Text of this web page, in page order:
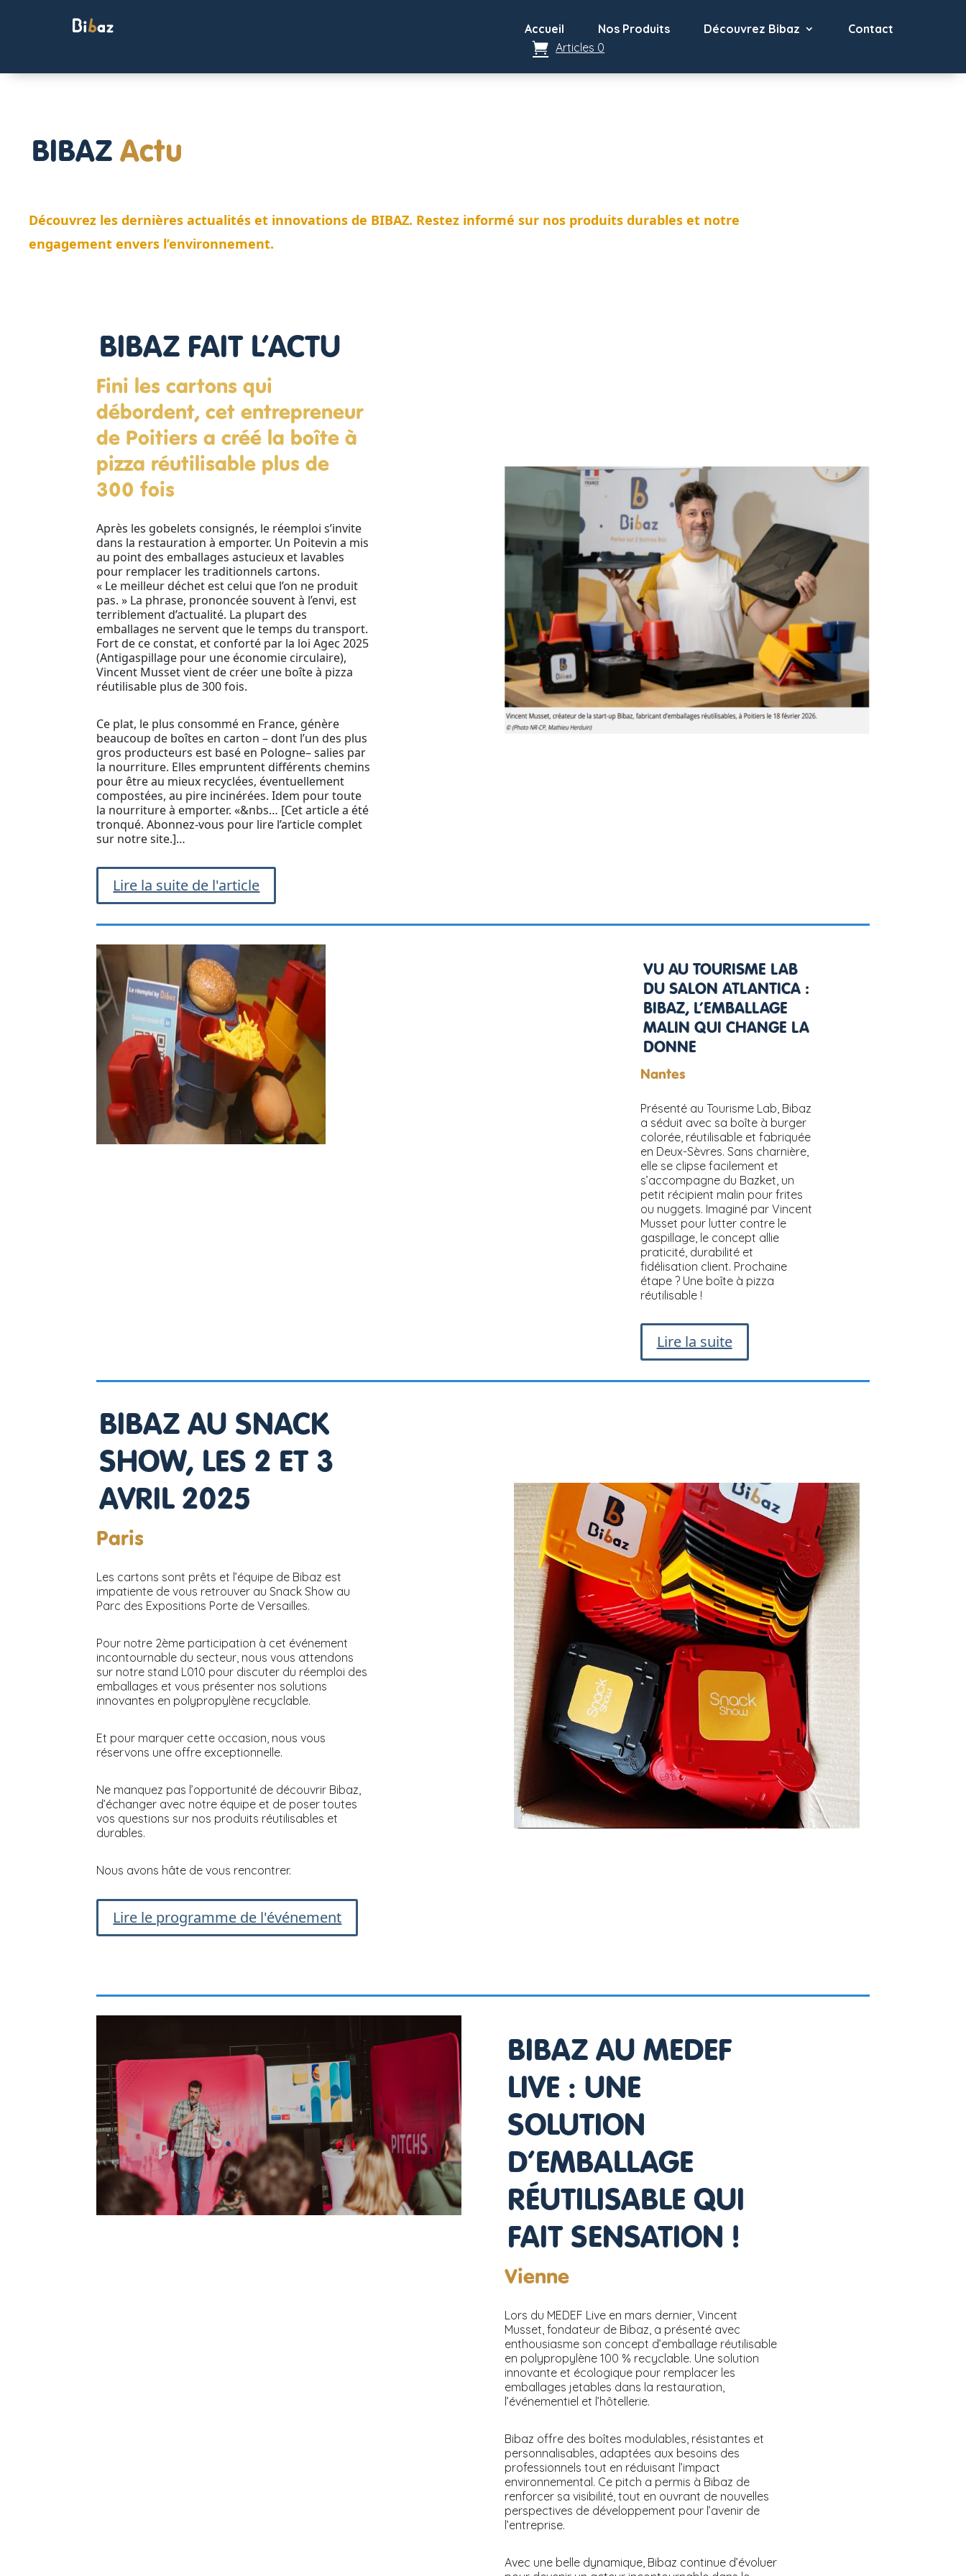
Accueil Nos Produits Découvrez Bibaz
Contact
Articles 0
BIBAZ Actu
Découvrez les dernières actualités et innovations de BIBAZ. Restez informé sur nos produits durables et notre
engagement envers l’environnement.
BIBAZ FAIT L’ACTU
Fini les cartons qui
débordent, cet entrepreneur
de Poitiers a créé la boîte à
pizza réutilisable plus de
300 fois
Après les gobelets consignés, le réemploi s’invite
dans la restauration à emporter. Un Poitevin a mis
au point des emballages astucieux et lavables
pour remplacer les traditionnels cartons.
« Le meilleur déchet est celui que l’on ne produit
pas. » La phrase, prononcée souvent à l’envi, est
terriblement d’actualité. La plupart des
emballages ne servent que le temps du transport.
Fort de ce constat, et conforté par la loi Agec 2025
(Antigaspillage pour une économie circulaire),
Vincent Musset vient de créer une boîte à pizza
réutilisable plus de 300 fois.
Ce plat, le plus consommé en France, génère
beaucoup de boîtes en carton – dont l’un des plus
gros producteurs est basé en Pologne– salies par
la nourriture. Elles empruntent différents chemins
pour être au mieux recyclées, éventuellement
compostées, au pire incinérées. Idem pour toute
la nourriture à emporter. «&nbs… [Cet article a été
tronqué. Abonnez-vous pour lire l’article complet
sur notre site.]…
Lire la suite de l'article
VU AU TOURISME LAB
DU SALON ATLANTICA :
BIBAZ, L’EMBALLAGE
MALIN QUI CHANGE LA
DONNE
Nantes
Présenté au Tourisme Lab, Bibaz
a séduit avec sa boîte à burger
colorée, réutilisable et fabriquée
en Deux-Sèvres. Sans charnière,
elle se clipse facilement et
s’accompagne du Bazket, un
petit récipient malin pour frites
ou nuggets. Imaginé par Vincent
Musset pour lutter contre le
gaspillage, le concept allie
praticité, durabilité et
fidélisation client. Prochaine
étape ? Une boîte à pizza
réutilisable !
Lire la suite
BIBAZ AU SNACK
SHOW, LES 2 ET 3
AVRIL 2025
Paris
Les cartons sont prêts et l’équipe de Bibaz est
impatiente de vous retrouver au Snack Show au
Parc des Expositions Porte de Versailles.
Pour notre 2ème participation à cet événement
incontournable du secteur, nous vous attendons
sur notre stand L010 pour discuter du réemploi des
emballages et vous présenter nos solutions
innovantes en polypropylène recyclable.
Et pour marquer cette occasion, nous vous
réservons une offre exceptionnelle.
Ne manquez pas l’opportunité de découvrir Bibaz,
d’échanger avec notre équipe et de poser toutes
vos questions sur nos produits réutilisables et
durables.
Nous avons hâte de vous rencontrer.
Lire le programme de l'événement
BIBAZ AU MEDEF
LIVE : UNE
SOLUTION
D’EMBALLAGE
RÉUTILISABLE QUI
FAIT SENSATION !
Vienne
Lors du MEDEF Live en mars dernier, Vincent
Musset, fondateur de Bibaz, a présenté avec
enthousiasme son concept d’emballage réutilisable
en polypropylène 100 % recyclable. Une solution
innovante et écologique pour remplacer les
emballages jetables dans la restauration,
l’événementiel et l’hôtellerie.
Bibaz offre des boîtes modulables, résistantes et
personnalisables, adaptées aux besoins des
professionnels tout en réduisant l’impact
environnemental. Ce pitch a permis à Bibaz de
renforcer sa visibilité, tout en ouvrant de nouvelles
perspectives de développement pour l’avenir de
l’entreprise.
Avec une belle dynamique, Bibaz continue d’évoluer